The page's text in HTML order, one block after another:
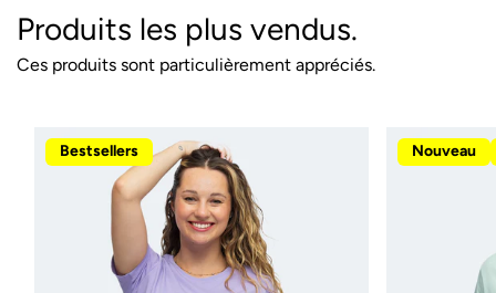
Produits les plus vendus.
Ces produits sont particulièrement appréciés.
Bestsellers Nouveau